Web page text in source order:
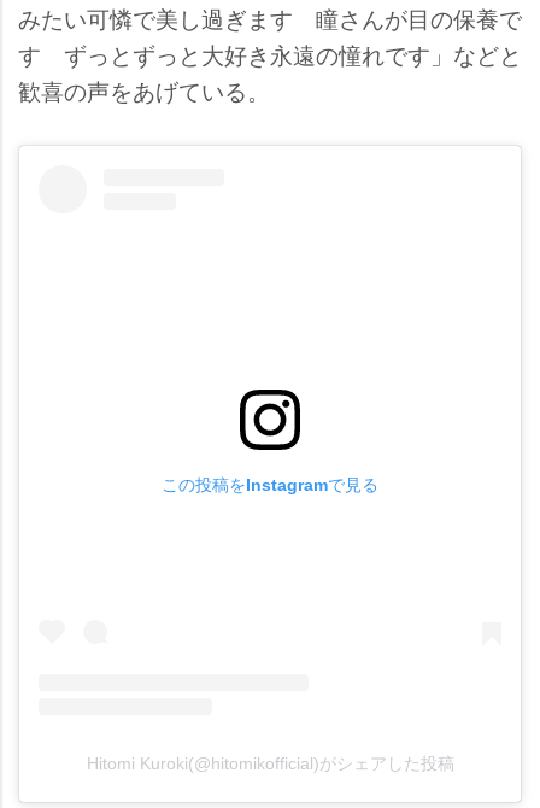
みたい可憐で美し過ぎます 瞳さんが目の保養で
す ずっとずっと大好き永遠の憧れです」などと
歓喜の声をあげている。
この投稿をInstagramで見る
Hitomi Kuroki(@hitomikofficial)がシェアした投稿